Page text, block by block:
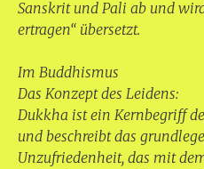
Sanskrit und Pali ab und
ertragen“ übersetzt.
Im Buddhismus
Das Konzept des Leidens:
Dukkha ist ein Kernbegriff
und beschreibt das
Unzufriedenheit, das mit